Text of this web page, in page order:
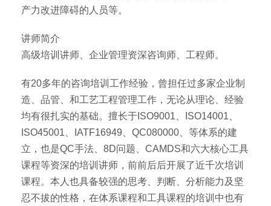
产力改进障碍的人员等。
讲师简介
高级培训讲师、企业管理资深咨询师、工程师。
有20多年的咨询培训工作经验，曾担任过多家企业制
造、品管、和工艺工程管理工作，无论从理论、经验
均有很扎实的基础。擅长于ISO9001、ISO14001、
ISO45001、IATF16949、QC080000、等体系的建
立，也是QC手法、8D问题、CAMDS和六大核心工具
课程等资深的培训讲师，前前后后开展了近千次培训
课程。本人也具备较强的思考、判断、分析能力及坚
忍不拔的性格，在体系课程和工具课程的培训中也有